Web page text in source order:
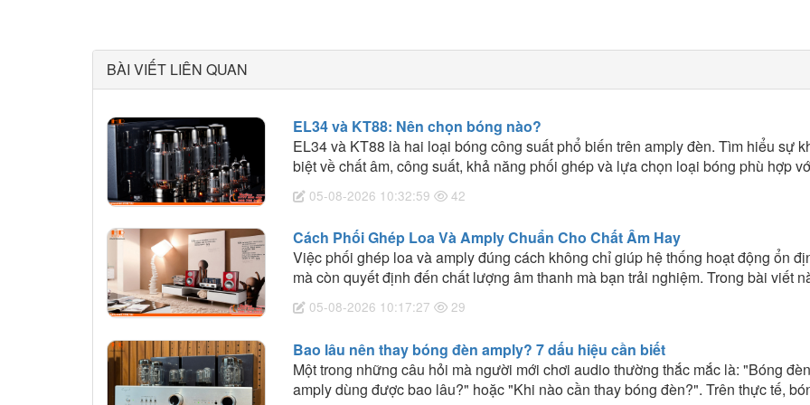
BÀI VIẾT LIÊN QUAN
EL34 và KT88: Nên chọn bóng nào?
EL34 và KT88 là hai loại bóng công suất phổ biến trên amply đèn. Tìm hiểu sự
biệt về chất âm, công suất, khả năng phối ghép và lựa chọn loại bóng phù hợp
cầu nghe nhạc.
05-08-2026 10:32:59 42
Cách Phối Ghép Loa Và Amply Chuẩn Cho Chất Âm Hay
Việc phối ghép loa và amply đúng cách không chỉ giúp hệ thống hoạt động ổn
mà còn quyết định đến chất lượng âm thanh mà bạn trải nghiệm. Trong bài viết
HD Audio sẽ chia sẻ những nguyên tắc quan trọng và kinh nghiệm thực tế giúp
lựa chọn amply phù hợp với loa để khai thác tối đa hiệu suất của dàn âm thanh.
05-08-2026 10:17:27 29
Bao lâu nên thay bóng đèn amply? 7 dấu hiệu cần biết
Một trong những câu hỏi mà người mới chơi audio thường thắc mắc là: "Bóng đèn
amply dùng được bao lâu?" hoặc "Khi nào cần thay bóng đèn?". Trên thực tế,